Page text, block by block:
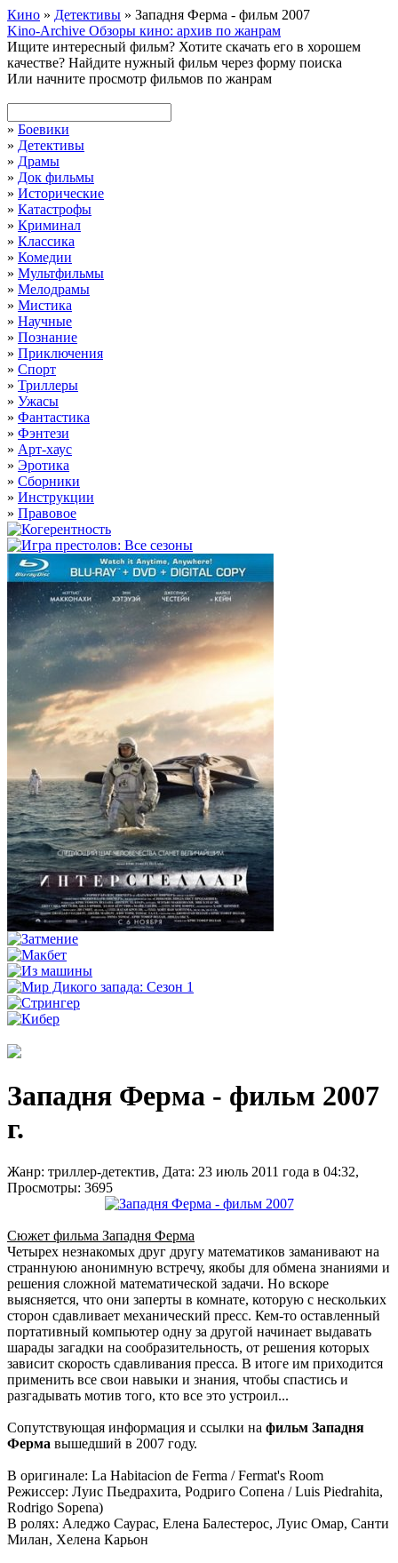
Кино » Детективы » Западня Ферма - фильм 2007
Kino-Archive Обзоры кино: архив по жанрам
Ищите интересный фильм? Хотите скачать его в хорошем
качестве? Найдите нужный фильм через форму поиска
Или начните просмотр фильмов по жанрам
» Боевики
» Детективы
» Драмы
» Док фильмы
» Исторические
» Катастрофы
» Криминал
» Классика
» Комедии
» Мультфильмы
» Мелодрамы
» Мистика
» Научные
» Познание
» Приключения
» Спорт
» Триллеры
» Ужасы
» Фантастика
» Фэнтези
» Арт-хаус
» Эротика
» Сборники
» Инструкции
» Правовое
Западня Ферма - фильм 2007
г.
Жанр: триллер-детектив, Дата: 23 июль 2011 года в 04:32,
Просмотры: 3695
Сюжет фильма Западня Ферма
Четырех незнакомых друг другу математиков заманивают на
страннуюю анонимную встречу, якобы для обмена знаниями и
решения сложной математической задачи. Но вскоре
выясняется, что они заперты в комнате, которую с нескольких
сторон сдавливает механический пресс. Кем-то оставленный
портативный компьютер одну за другой начинает выдавать
шарады загадки на сообразительность, от решения которых
зависит скорость сдавливания пресса. В итоге им приходится
применить все свои навыки и знания, чтобы спастись и
разгадывать мотив того, кто все это устроил...
Сопутствующая информация и ссылки на фильм Западня
Ферма вышедший в 2007 году.
В оригинале: La Habitacion de Ferma / Fermat's Room
Режиссер: Луис Пьедрахита, Родриго Сопена / Luis Piedrahita,
Rodrigo Sopena)
В ролях: Аледжо Саурас, Елена Балестерос, Луис Омар, Санти
Милан, Хелена Карьон